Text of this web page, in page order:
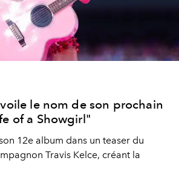
le nom de son prochain
of a Showgirl"
12e album dans un teaser du
Travis Kelce, créant la